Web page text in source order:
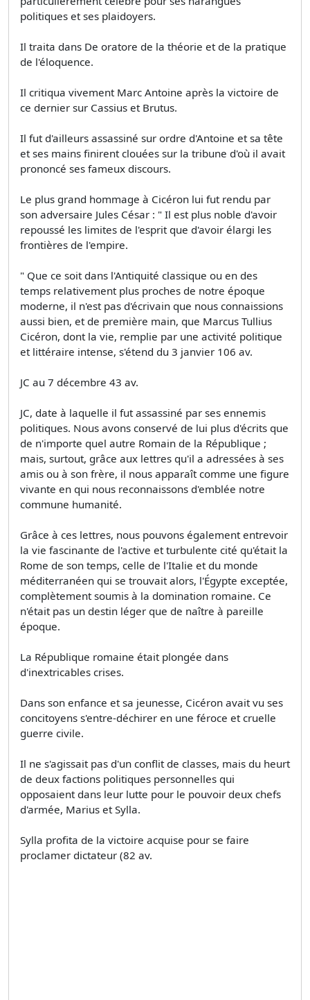
politiques et ses plaidoyers.
Il traita dans De oratore de la théorie et de la pratique
de l'éloquence.
Il critiqua vivement Marc Antoine après la victoire de
ce dernier sur Cassius et Brutus.
Il fut d'ailleurs assassiné sur ordre d'Antoine et sa tête
et ses mains finirent clouées sur la tribune d'où il avait
prononcé ses fameux discours.
Le plus grand hommage à Cicéron lui fut rendu par
son adversaire Jules César : " Il est plus noble d'avoir
repoussé les limites de l'esprit que d'avoir élargi les
frontières de l'empire.
" Que ce soit dans l'Antiquité classique ou en des
temps relativement plus proches de notre époque
moderne, il n'est pas d'écrivain que nous connaissions
aussi bien, et de première main, que Marcus Tullius
Cicéron, dont la vie, remplie par une activité politique
et littéraire intense, s'étend du 3 janvier 106 av.
JC au 7 décembre 43 av.
JC, date à laquelle il fut assassiné par ses ennemis
politiques. Nous avons conservé de lui plus d'écrits que
de n'importe quel autre Romain de la République ;
mais, surtout, grâce aux lettres qu'il a adressées à ses
amis ou à son frère, il nous apparaît comme une figure
vivante en qui nous reconnaissons d'emblée notre
commune humanité.
Grâce à ces lettres, nous pouvons également entrevoir
la vie fascinante de l'active et turbulente cité qu'était la
Rome de son temps, celle de l'Italie et du monde
méditerranéen qui se trouvait alors, l'Égypte exceptée,
complètement soumis à la domination romaine. Ce
n'était pas un destin léger que de naître à pareille
époque.
La République romaine était plongée dans
d'inextricables crises.
Dans son enfance et sa jeunesse, Cicéron avait vu ses
concitoyens s'entre-déchirer en une féroce et cruelle
guerre civile.
Il ne s'agissait pas d'un conflit de classes, mais du heurt
de deux factions politiques personnelles qui
opposaient dans leur lutte pour le pouvoir deux chefs
d'armée, Marius et Sylla.
Sylla profita de la victoire acquise pour se faire
proclamer dictateur (82 av.